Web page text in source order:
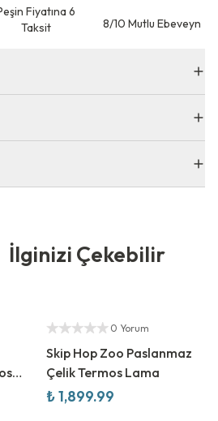
Fiyatına 6
Taksit
8/10 Mutlu Ebeveyn
Çekebilir
0 Yorum
Skip Hop Zoo Paslanmaz
Çelik Termos Lama
₺ 1,899.99